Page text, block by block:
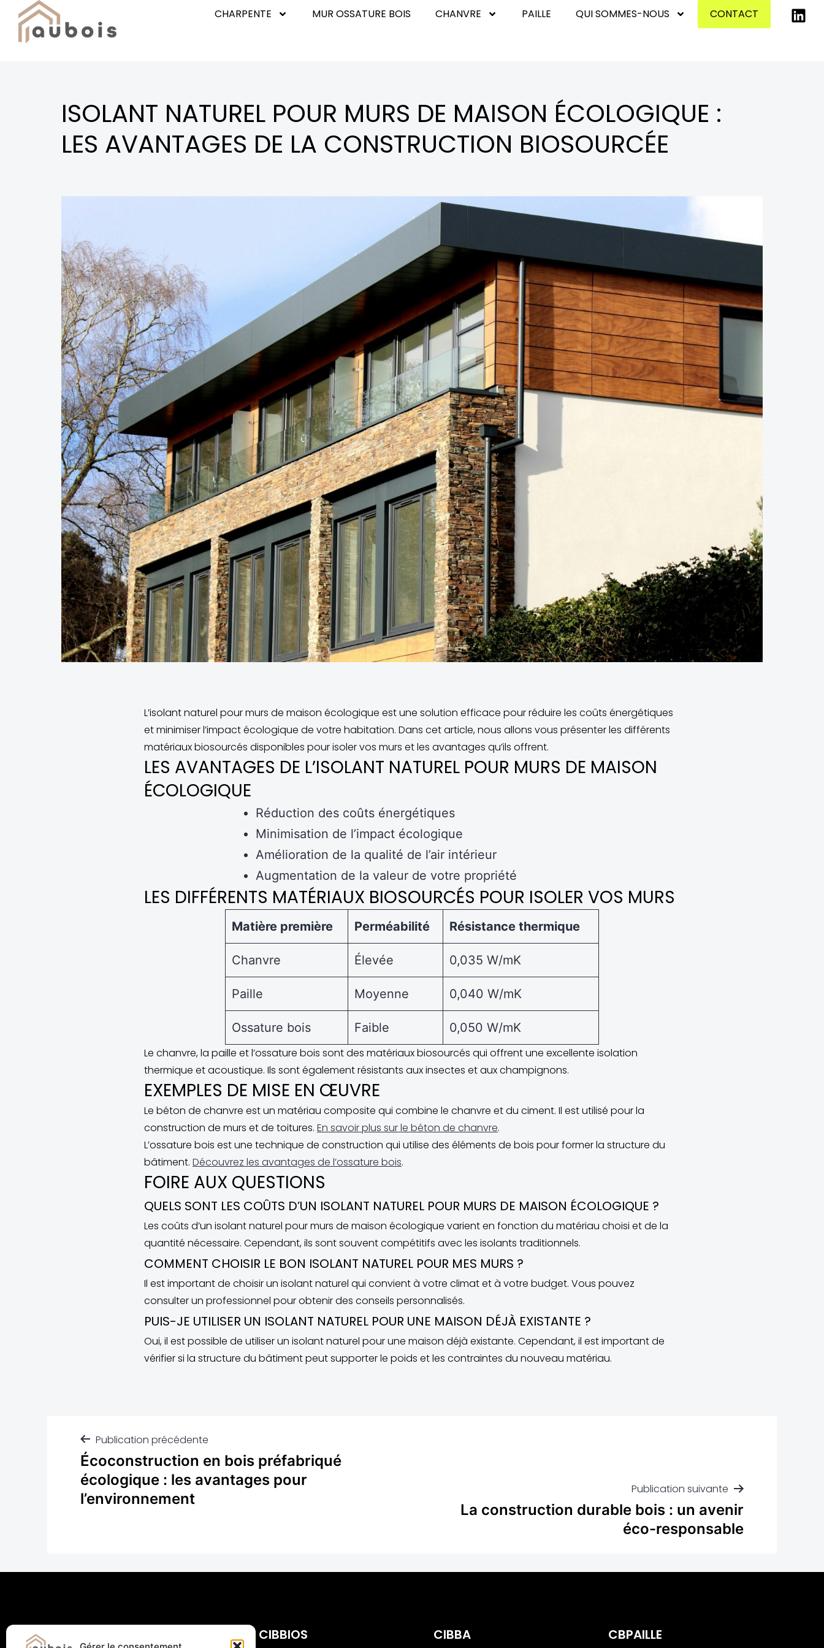
CHARPENTE MUR OSSATURE BOIS CHANVRE PAILLE QUI SOMMES-NOUS CONTACT
ISOLANT NATUREL POUR MURS DE MAISON ÉCOLOGIQUE :
LES AVANTAGES DE LA CONSTRUCTION BIOSOURCÉE
L’isolant naturel pour murs de maison écologique est une solution efficace pour réduire les coûts énergétiques
et minimiser l’impact écologique de votre habitation. Dans cet article, nous allons vous présenter les différents
matériaux biosourcés disponibles pour isoler vos murs et les avantages qu’ils offrent.
LES AVANTAGES DE L’ISOLANT NATUREL POUR MURS DE MAISON
ÉCOLOGIQUE
Réduction des coûts énergétiques
Minimisation de l’impact écologique
Amélioration de la qualité de l’air intérieur
Augmentation de la valeur de votre propriété
LES DIFFÉRENTS MATÉRIAUX BIOSOURCÉS POUR ISOLER VOS MURS
Matière première Perméabilité Résistance thermique
Chanvre Élevée 0,035 W/mK
Paille Moyenne 0,040 W/mK
Ossature bois Faible 0,050 W/mK
Le chanvre, la paille et l’ossature bois sont des matériaux biosourcés qui offrent une excellente isolation
thermique et acoustique. Ils sont également résistants aux insectes et aux champignons.
EXEMPLES DE MISE EN ŒUVRE
Le béton de chanvre est un matériau composite qui combine le chanvre et du ciment. Il est utilisé pour la
construction de murs et de toitures. En savoir plus sur le béton de chanvre.
L’ossature bois est une technique de construction qui utilise des éléments de bois pour former la structure du
bâtiment. Découvrez les avantages de l’ossature bois.
FOIRE AUX QUESTIONS
QUELS SONT LES COÛTS D’UN ISOLANT NATUREL POUR MURS DE MAISON ÉCOLOGIQUE ?
Les coûts d’un isolant naturel pour murs de maison écologique varient en fonction du matériau choisi et de la
quantité nécessaire. Cependant, ils sont souvent compétitifs avec les isolants traditionnels.
COMMENT CHOISIR LE BON ISOLANT NATUREL POUR MES MURS ?
Il est important de choisir un isolant naturel qui convient à votre climat et à votre budget. Vous pouvez
consulter un professionnel pour obtenir des conseils personnalisés.
PUIS-JE UTILISER UN ISOLANT NATUREL POUR UNE MAISON DÉJÀ EXISTANTE ?
Oui, il est possible de utiliser un isolant naturel pour une maison déjà existante. Cependant, il est important de
vérifier si la structure du bâtiment peut supporter le poids et les contraintes du nouveau matériau.
Publication précédente
Écoconstruction en bois préfabriqué
écologique : les avantages pour
l’environnement
Publication suivante
La construction durable bois : un avenir
éco-responsable
CIBBIOS CIBBA CBPAILLE